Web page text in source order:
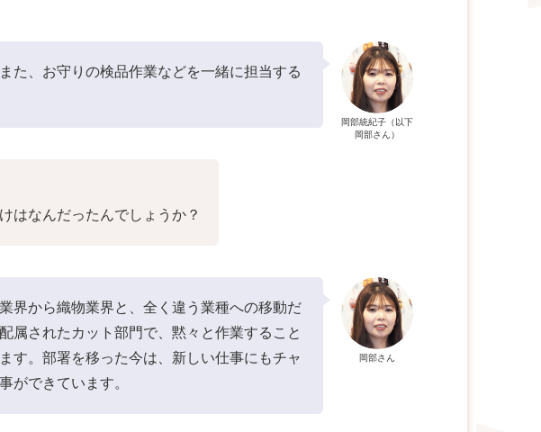
岡部統紀子（以下
岡部さん）
た、お守りの検品作業などを一緒に担当する
はなんだったんでしょうか？
岡部さん
界から織物業界と、全く違う業種への移動だ
属されたカット部門で、黙々と作業すること
す。部署を移った今は、新しい仕事にもチャ
ができています。